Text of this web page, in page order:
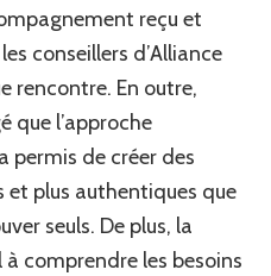
reçu et
conseillers d’Alliance
rencontre. En outre,
que l’approche
permis de créer des
et plus authentiques que
seuls. De plus, la
à comprendre les besoins